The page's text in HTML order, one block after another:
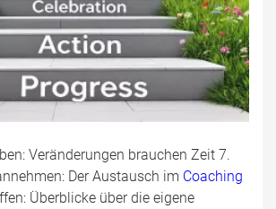
Veränderungen brauchen Zeit 7.
Der Austausch im Coaching
Überblicke über die eigene